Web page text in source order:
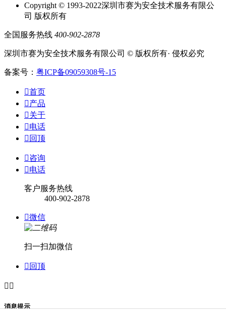
Copyright © 1993-2022深圳市赛为安全技术服务有限公
司 版权所有
全国服务热线 400-902-2878
深圳市赛为安全技术服务有限公司 © 版权所有· 侵权必究
备案号： 粤ICP备09059308号-15
首页
产品
关于
电话
 回顶
咨询
电话
客户服务热线
400-902-2878
微信
扫一扫加微信
 回顶
 
消息提示